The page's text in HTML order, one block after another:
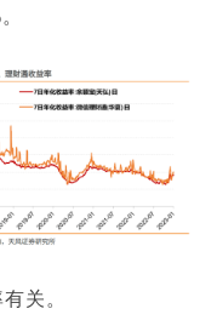
关。